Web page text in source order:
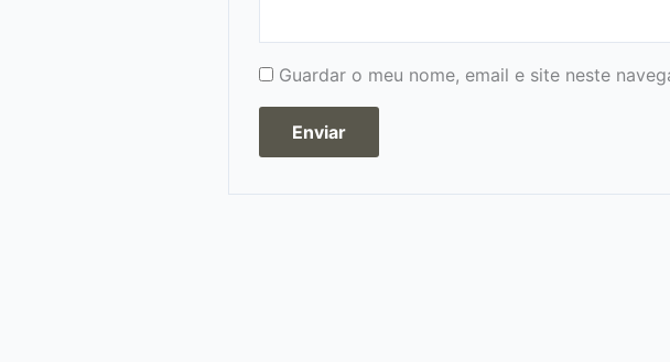
Guardar o meu nome, email e site neste